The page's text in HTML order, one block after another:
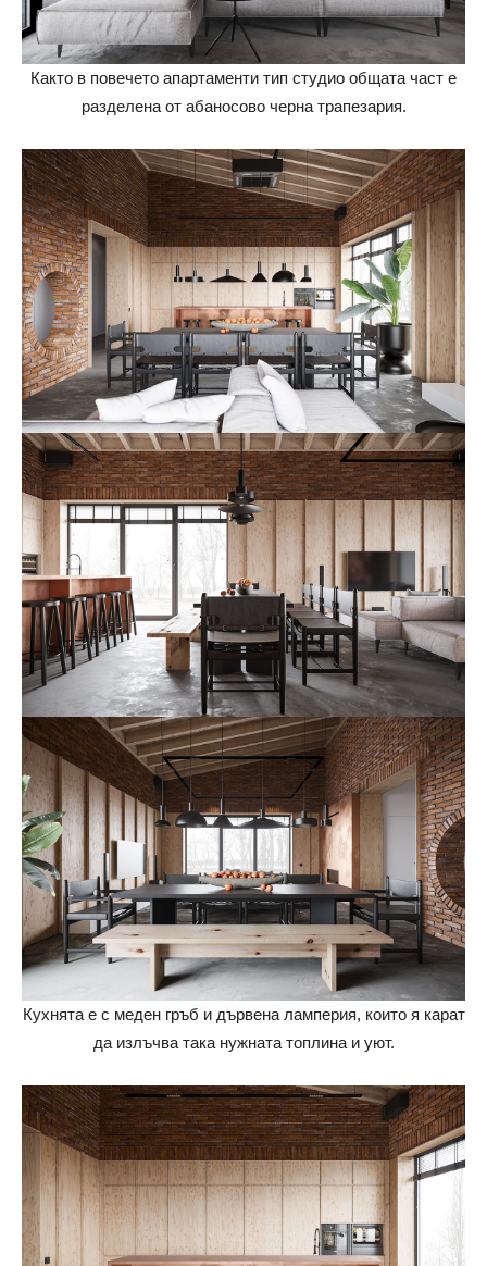
Както в повечето апартаменти тип студио общата част е
разделена от абаносово черна трапезария.
Кухнята е с меден гръб и дървена ламперия, които я карат
да излъчва така нужната топлина и уют.